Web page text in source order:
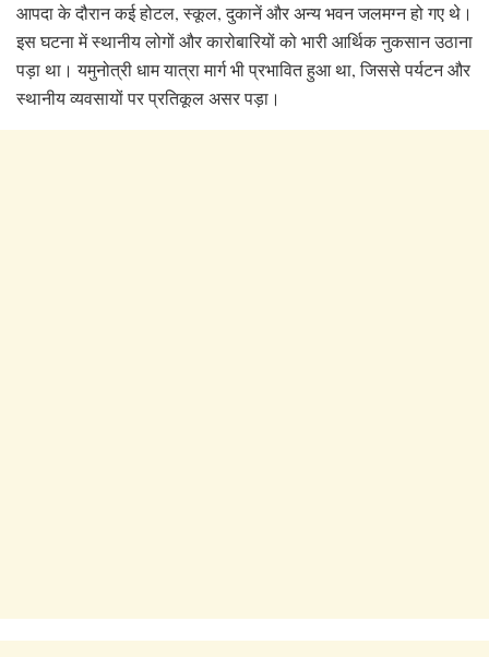
आपदा के दौरान कई होटल, स्कूल, दुकानें और अन्य भवन जलमग्न हो गए थे।
इस घटना में स्थानीय लोगों और कारोबारियों को भारी आर्थिक नुकसान उठाना
पड़ा था। यमुनोत्री धाम यात्रा मार्ग भी प्रभावित हुआ था, जिससे पर्यटन और
स्थानीय व्यवसायों पर प्रतिकूल असर पड़ा।